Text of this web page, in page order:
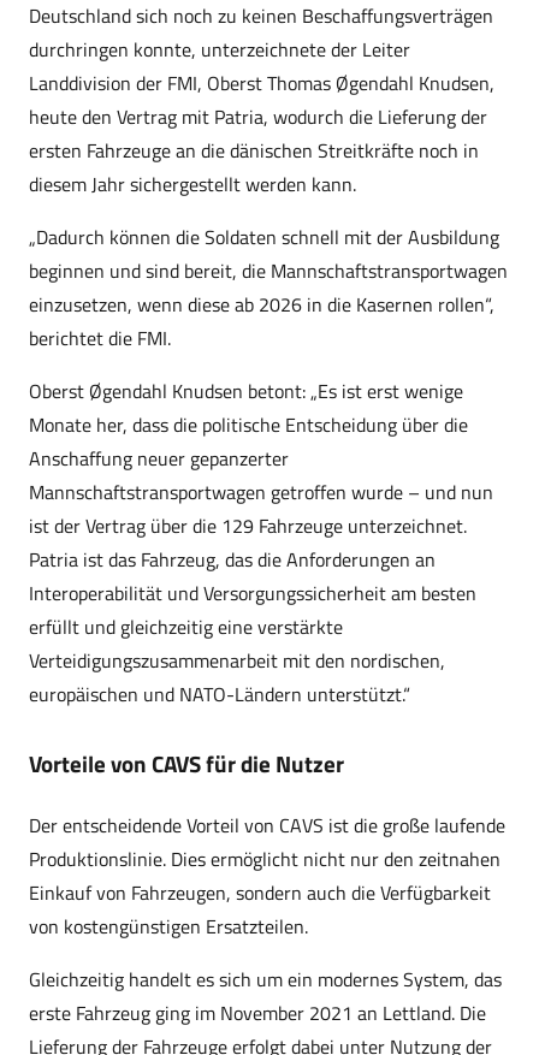
Deutschland sich noch zu keinen Beschaffungsverträgen
durchringen konnte, unterzeichnete der Leiter
Landdivision der FMI, Oberst Thomas Øgendahl Knudsen,
heute den Vertrag mit Patria, wodurch die Lieferung der
ersten Fahrzeuge an die dänischen Streitkräfte noch in
diesem Jahr sichergestellt werden kann.
„Dadurch können die Soldaten schnell mit der Ausbildung
beginnen und sind bereit, die Mannschaftstransportwagen
einzusetzen, wenn diese ab 2026 in die Kasernen rollen“,
berichtet die FMI.
Oberst Øgendahl Knudsen betont: „Es ist erst wenige
Monate her, dass die politische Entscheidung über die
Anschaffung neuer gepanzerter
Mannschaftstransportwagen getroffen wurde – und nun
ist der Vertrag über die 129 Fahrzeuge unterzeichnet.
Patria ist das Fahrzeug, das die Anforderungen an
Interoperabilität und Versorgungssicherheit am besten
erfüllt und gleichzeitig eine verstärkte
Verteidigungszusammenarbeit mit den nordischen,
europäischen und NATO-Ländern unterstützt.“
Vorteile von CAVS für die Nutzer
Der entscheidende Vorteil von CAVS ist die große laufende
Produktionslinie. Dies ermöglicht nicht nur den zeitnahen
Einkauf von Fahrzeugen, sondern auch die Verfügbarkeit
von kostengünstigen Ersatzteilen.
Gleichzeitig handelt es sich um ein modernes System, das
erste Fahrzeug ging im November 2021 an Lettland. Die
Lieferung der Fahrzeuge erfolgt dabei unter Nutzung der